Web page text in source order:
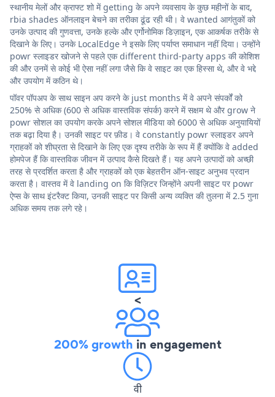
स्थानीय मेलों और क्राफ्ट शो में getting के अपने व्यवसाय के कुछ महीनों के बाद,
rbia shades ऑनलाइन बेचने का तरीका ढूंढ रही थी। वे wanted आगंतुकों को
उनके उत्पाद की गुणवत्ता, उनके हल्के और एर्गोनोमिक डिज़ाइन, एक आकर्षक तरीके से
दिखाने के लिए। उनके LocalEdge ने इसके लिए पर्याप्त समाधान नहीं दिया। उन्होंने
powr स्लाइडर खोजने से पहले एक different third-party apps की कोशिश
की और उनमें से कोई भी ऐसा नहीं लगा जैसे कि वे साइट का एक हिस्सा थे, और वे भद्दे
और उपयोग में कठिन थे।
पॉवर पॉपअप के साथ साइन अप करने के just months में वे अपने संपर्कों को
250% से अधिक (600 से अधिक वास्तविक संपर्क) करने में सक्षम थे और grow ने
powr सोशल का उपयोग करके अपने सोशल मीडिया को 6000 से अधिक अनुयायियों
तक बढ़ा दिया है। उनकी साइट पर फ़ीड। वे constantly powr स्लाइडर अपने
ग्राहकों को शीघ्रता से दिखाने के लिए एक दृश्य तरीके के रूप में हैं क्योंकि वे added
होमपेज हैं कि वास्तविक जीवन में उत्पाद कैसे दिखते हैं। यह अपने उत्पादों को अच्छी
तरह से प्रदर्शित करता है और ग्राहकों को एक बेहतरीन ऑन-साइट अनुभव प्रदान
करता है। वास्तव में वे landing on कि विज़िटर जिन्होंने अपनी साइट पर powr
ऐप्स के साथ इंटरैक्ट किया, उनकी साइट पर किसी अन्य व्यक्ति की तुलना में 2.5 गुना
अधिक समय तक लगे रहे।
<
200% growth in engagement
वी